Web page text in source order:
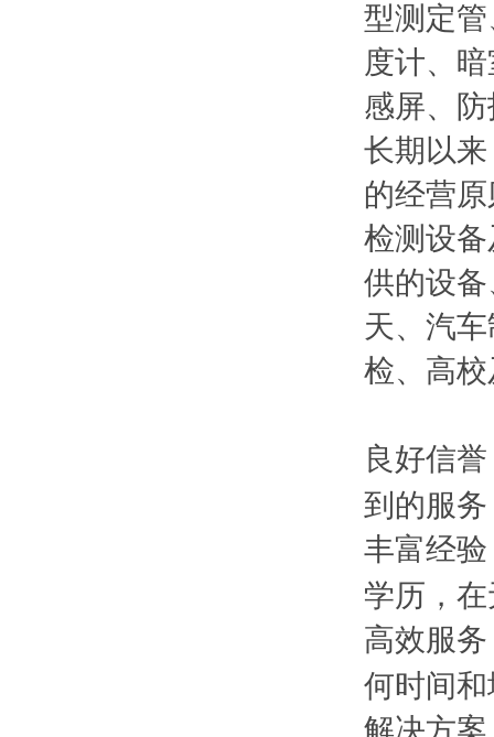
型测定
度计、
感屏、
长期以
的经营
检测设
供的设
天、汽
检、高
良好信誉
到的服
丰富经验
学历，
高效服务
何时间
解决方案